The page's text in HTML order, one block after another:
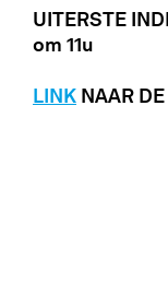
UITERSTE
om 11u
LINK NAAR